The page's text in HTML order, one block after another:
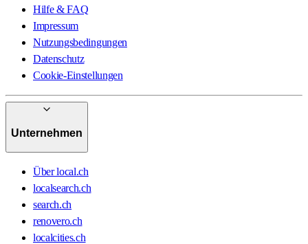
Hilfe & FAQ
Impressum
Nutzungsbedingungen
Datenschutz
Cookie-Einstellungen
Unternehmen
Über local.ch
localsearch.ch
search.ch
renovero.ch
localcities.ch